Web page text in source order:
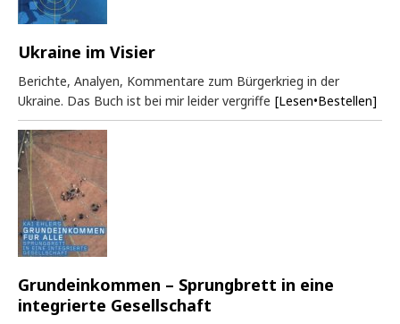
Ukraine im Visier
Berichte, Analyen, Kommentare zum Bürgerkrieg in der
Ukraine. Das Buch ist bei mir leider vergriffe [Lesen•Bestellen]
Grundeinkommen – Sprungbrett in eine
integrierte Gesellschaft